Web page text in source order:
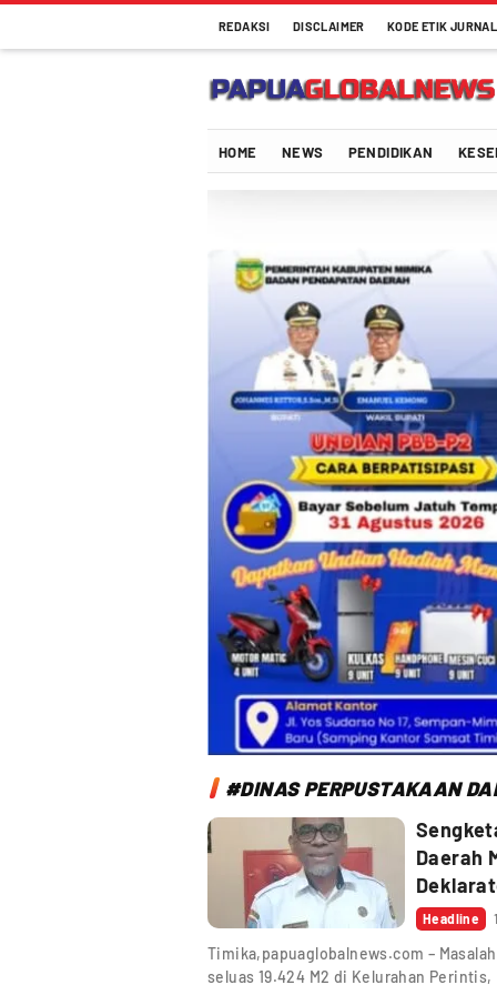
REDAKSI DISCLAIMER KODE ETIK
Papuaglobalnews.com
Menulis Fakta dengan Hati Bening
HOME NEWS PENDIDIKAN
#DINAS PERPUSTAKAAN
Daerah
Headline
Timika,papuaglobalnews.com –
seluas 19.424 M2 di Kelurahan